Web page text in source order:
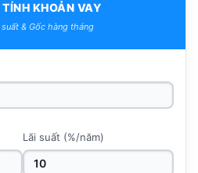
KHOẢN VAY
& Gốc hàng tháng
Lãi suất (%/năm)